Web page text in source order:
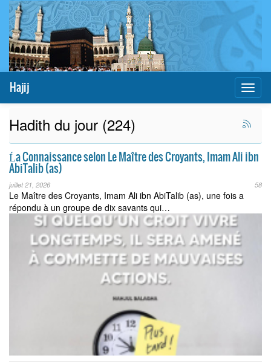
Hajij
Hadith du jour (224)
Ĺa Connaissance selon Le Maître des Croyants, Imam Ali ibn
AbiTalib (as)
juillet 21, 2026 58
Le Maître des Croyants, Imam Ali ibn AbiTalib (as), une fois a
répondu à un groupe de dix savants qui…